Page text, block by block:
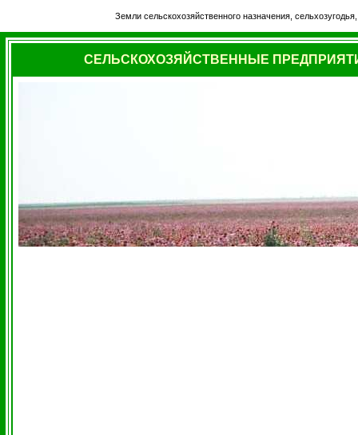
Земли сельскохозяйственного назначения,
СЕЛЬСКОХОЗЯЙСТВЕННЫЕ